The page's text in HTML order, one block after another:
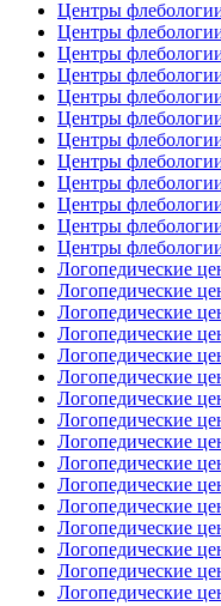
Центры
Центры
Центры
Центры
Центры
Центры
Центры
Центры
Центры
Центры
Центры
Центры
Логопедические
Логопедические
Логопедические
Логопедические
Логопедические
Логопедические
Логопедические
Логопедические
Логопедические
Логопедические
Логопедические
Логопедические
Логопедические
Логопедические
Логопедические
Логопедические